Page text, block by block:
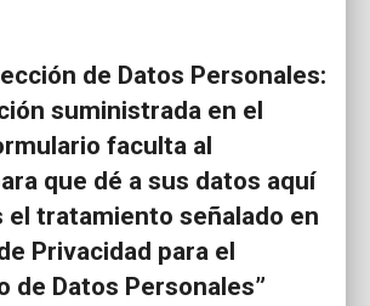
de Datos Personales:
suministrada en el
faculta al
que dé a sus datos aquí
el tratamiento señalado en
Privacidad para el
de Datos Personales”